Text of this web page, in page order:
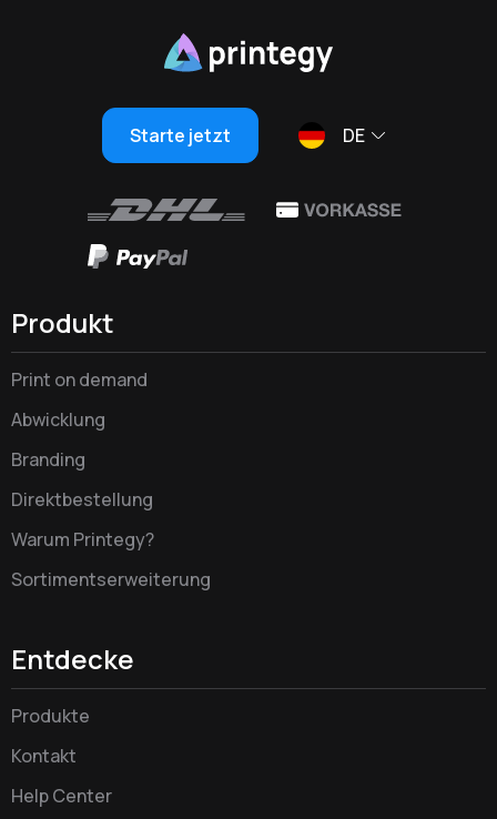
Starte jetzt DE
Produkt
Print on demand
Abwicklung
Branding
Direktbestellung
Warum Printegy?
Sortimentserweiterung
Entdecke
Produkte
Kontakt
Help Center